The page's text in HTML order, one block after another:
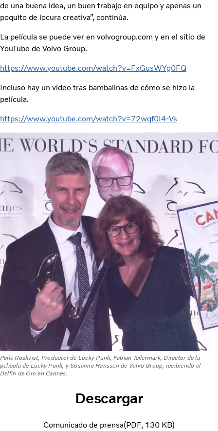
de una buena idea, un buen trabajo en equipo y apenas un
poquito de locura creativa”, continúa.
La película se puede ver en volvogroup.com y en el sitio de
YouTube de Volvo Group.
https://www.youtube.com/watch?v=FxGusWYg0FQ
Incluso hay un video tras bambalinas de cómo se hizo la
película.
https://www.youtube.com/watch?v=72wqf0I4-Vs
Pelle Roskvist, Productor de Lucky Punk, Fabian Tellermark, Director de la
película de Lucky Punk, y Susanne Hanssen de Volvo Group, recibiendo el
Delfín de Oro en Cannes.
Descargar
Comunicado de prensa PDF 130 KB